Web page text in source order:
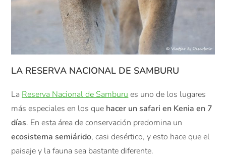
LA RESERVA NACIONAL DE SAMBURU
La Reserva Nacional de Samburu es uno de los lugares
más especiales en los que hacer un safari en Kenia en 7
días. En esta área de conservación predomina un
ecosistema semiárido, casi desértico, y esto hace que el
paisaje y la fauna sea bastante diferente.